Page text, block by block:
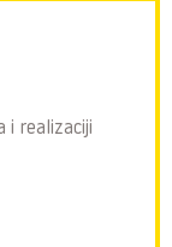
i realizaciji